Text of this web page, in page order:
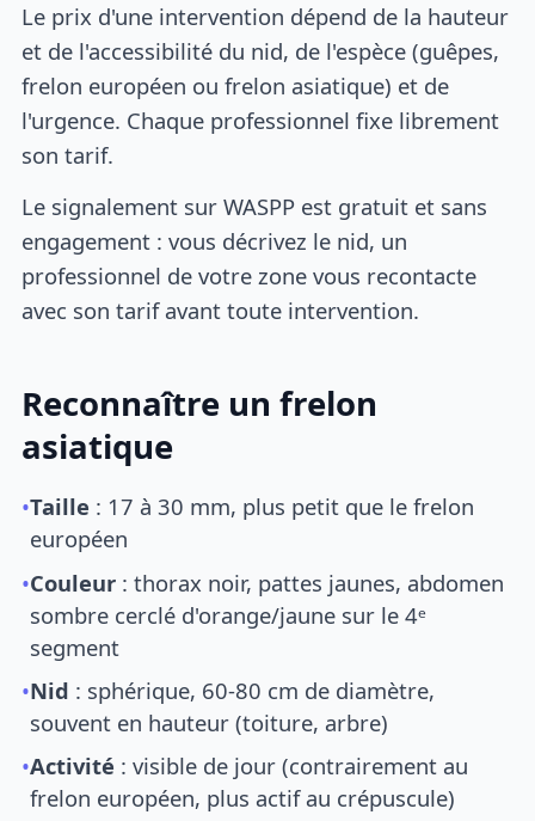
Le prix d'une intervention dépend de la hauteur
et de l'accessibilité du nid, de l'espèce (guêpes,
frelon européen ou frelon asiatique) et de
l'urgence. Chaque professionnel fixe librement
son tarif.
Le signalement sur WASPP est gratuit et sans
engagement : vous décrivez le nid, un
professionnel de votre zone vous recontacte
avec son tarif avant toute intervention.
Reconnaître un frelon
asiatique
•Taille : 17 à 30 mm, plus petit que le frelon
européen
•Couleur : thorax noir, pattes jaunes, abdomen
sombre cerclé d'orange/jaune sur le 4ᵉ
segment
•Nid : sphérique, 60-80 cm de diamètre,
souvent en hauteur (toiture, arbre)
•Activité : visible de jour (contrairement au
frelon européen, plus actif au crépuscule)